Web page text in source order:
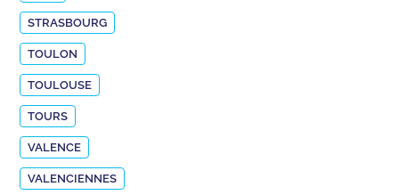
STRASBOURG
TOULON
TOULOUSE
TOURS
VALENCE
VALENCIENNES